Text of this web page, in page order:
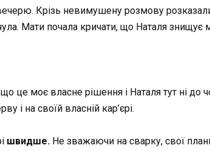
Крізь невимушену розмову
Мати почала кричати, що Наталя
це моє власне рішення і Наталя тут ні до
і на своїй власній кар’єрі.
швидше. Не зважаючи на сварку, свої